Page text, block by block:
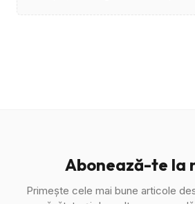
Abonează-te la
Primește cele mai bune articole